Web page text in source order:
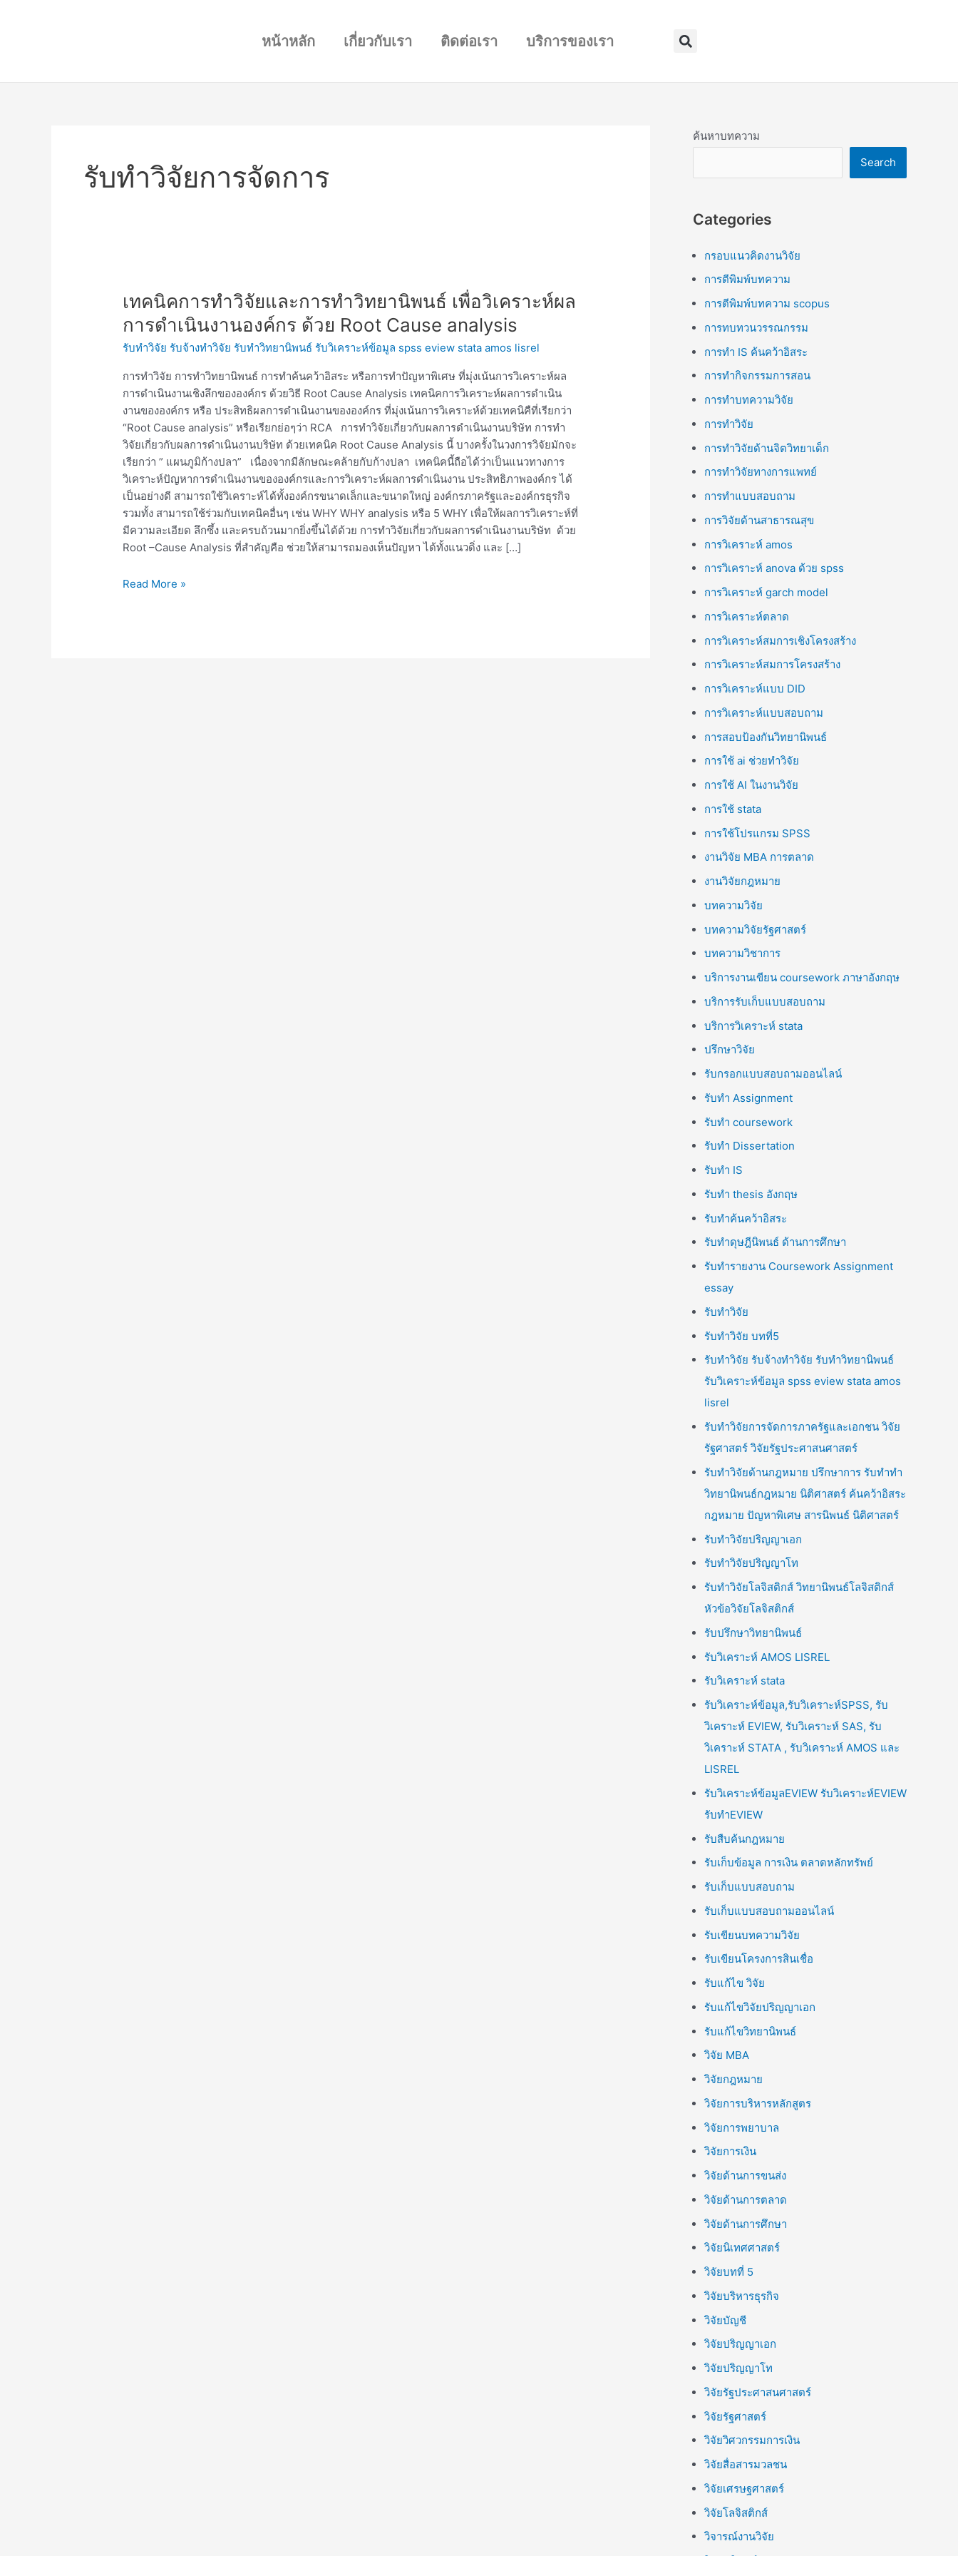
หน้าหลัก เกี่ยวกับเรา ติดต่อเรา บริการของเรา Search
รับทำวิจัยการจัดการ
เทคนิคการทำวิจัยและการทำวิทยานิพนธ์ เพื่อวิเคราะห์ผล
การดำเนินงานองค์กร ด้วย Root Cause analysis
รับทำวิจัย รับจ้างทำวิจัย รับทำวิทยานิพนธ์ รับวิเคราะห์ข้อมูล spss eview stata amos lisrel
การทำวิจัย การทำวิทยานิพนธ์ การทำค้นคว้าอิสระ หรือการทำปัญหาพิเศษ ที่มุ่งเน้นการวิเคราะห์ผล
การดำเนินงานเชิงลึกขององค์กร ด้วยวิธี Root Cause Analysis เทคนิคการวิเคราะห์ผลการดำเนิน
งานขององค์กร หรือ ประสิทธิผลการดำเนินงานขององค์กร ที่มุ่งเน้นการวิเคราะห์ด้วยเทคนิคืที่เรียกว่า
“Root Cause analysis” หรือเรียกย่อๆว่า RCA การทำวิจัยเกี่ยวกับผลการดำเนินงานบริษัท การทำ
วิจัยเกี่ยวกับผลการดำเนินงานบริษัท ด้วยเทคนิค Root Cause Analysis นี้ บางครั้งในวงการวิจัยมักจะ
เรียกว่า ” แผนภูมิก้างปลา” เนื่องจากมีลักษณะคล้ายกับก้างปลา เทคนิคนี้ถือได้ว่าเป็นแนวทางการ
วิเคราะห์ปัญหาการดำเนินงานขององค์กรและการวิเคราะห์ผลการดำเนินงาน ประสิทธิภาพองค์กร ได้
เป็นอย่างดี สามารถใช้วิเคราะห์ได้ทั้งองค์กรขนาดเล็กและขนาดใหญ่ องค์กรภาครัฐและองค์กรธุรกิจ
รวมทั้ง สามารถใช้ร่วมกับเทคนิคอื่นๆ เช่น WHY WHY analysis หรือ 5 WHY เพื่อให้ผลการวิเคราะห์ที่
มีความละเอียด ลึกซึ้ง และครบถ้วนมากยิ่งขึ้นได้ด้วย การทำวิจัยเกี่ยวกับผลการดำเนินงานบริษัท ด้วย
Root –Cause Analysis ที่สำคัญคือ ช่วยให้สามารถมองเห็นปัญหา ได้ทั้งแนวดิ่ง และ […]
เทคนิค
ทำ
วิจัย
การ
ทำ
วิทยานิพนธ์
เพื่อ
วิเคราะห์
ผล
การ
ดำเนิน
งาน
องค์กร
ด้วย
Cause
Read More »
ค้นหาบทความ
Search
Categories
กรอบแนวคิดงานวิจัย
การตีพิมพ์บทความ
การตีพิมพ์บทความ scopus
การทบทวนวรรณกรรม
การทำ IS ค้นคว้าอิสระ
การทำกิจกรรมการสอน
การทำบทความวิจัย
การทำวิจัย
การทำวิจัยด้านจิตวิทยาเด็ก
การทำวิจัยทางการแพทย์
การทำแบบสอบถาม
การวิจัยด้านสาธารณสุข
การวิเคราะห์ amos
การวิเคราะห์ anova ด้วย spss
การวิเคราะห์ garch model
การวิเคราะห์ตลาด
การวิเคราะห์สมการเชิงโครงสร้าง
การวิเคราะห์สมการโครงสร้าง
การวิเคราะห์แบบ DID
การวิเคราะห์แบบสอบถาม
การสอบป้องกันวิทยานิพนธ์
การใช้ ai ช่วยทำวิจัย
การใช้ AI ในงานวิจัย
การใช้ stata
การใช้โปรแกรม SPSS
งานวิจัย MBA การตลาด
งานวิจัยกฎหมาย
บทความวิจัย
บทความวิจัยรัฐศาสตร์
บทความวิชาการ
บริการงานเขียน coursework ภาษาอังกฤษ
บริการรับเก็บแบบสอบถาม
บริการวิเคราะห์ stata
ปรึกษาวิจัย
รับกรอกแบบสอบถามออนไลน์
รับทำ Assignment
รับทำ coursework
รับทำ Dissertation
รับทำ IS
รับทำ thesis อังกฤษ
รับทำค้นคว้าอิสระ
รับทำดุษฎีนิพนธ์ ด้านการศึกษา
รับทำรายงาน Coursework Assignment
essay
รับทำวิจัย
รับทำวิจัย บทที่5
รับทำวิจัย รับจ้างทำวิจัย รับทำวิทยานิพนธ์
รับวิเคราะห์ข้อมูล spss eview stata amos
lisrel
รับทำวิจัยการจัดการภาครัฐและเอกชน วิจัย
รัฐศาสตร์ วิจัยรัฐประศาสนศาสตร์
รับทำวิจัยด้านกฎหมาย ปรึกษาการ รับทำทำ
วิทยานิพนธ์กฎหมาย นิติศาสตร์ ค้นคว้าอิสระ
กฎหมาย ปัญหาพิเศษ สารนิพนธ์ นิติศาสตร์
รับทำวิจัยปริญญาเอก
รับทำวิจัยปริญญาโท
รับทำวิจัยโลจิสติกส์ วิทยานิพนธ์โลจิสติกส์
หัวข้อวิจัยโลจิสติกส์
รับปรึกษาวิทยานิพนธ์
รับวิเคราะห์ AMOS LISREL
รับวิเคราะห์ stata
รับวิเคราะห์ข้อมูล,รับวิเคราะห์SPSS, รับ
วิเคราะห์ EVIEW, รับวิเคราะห์ SAS, รับ
วิเคราะห์ STATA , รับวิเคราะห์ AMOS และ
LISREL
รับวิเคราะห์ข้อมูลEVIEW รับวิเคราะห์EVIEW
รับทำEVIEW
รับสืบค้นกฎหมาย
รับเก็บข้อมูล การเงิน ตลาดหลักทรัพย์
รับเก็บแบบสอบถาม
รับเก็บแบบสอบถามออนไลน์
รับเขียนบทความวิจัย
รับเขียนโครงการสินเชื่อ
รับแก้ไข วิจัย
รับแก้ไขวิจัยปริญญาเอก
รับแก้ไขวิทยานิพนธ์
วิจัย MBA
วิจัยกฎหมาย
วิจัยการบริหารหลักสูตร
วิจัยการพยาบาล
วิจัยการเงิน
วิจัยด้านการขนส่ง
วิจัยด้านการตลาด
วิจัยด้านการศึกษา
วิจัยนิเทศศาสตร์
วิจัยบทที่ 5
วิจัยบริหารธุรกิจ
วิจัยบัญชี
วิจัยปริญญาเอก
วิจัยปริญญาโท
วิจัยรัฐประศาสนศาสตร์
วิจัยรัฐศาสตร์
วิจัยวิศวกรรมการเงิน
วิจัยสื่อสารมวลชน
วิจัยเศรษฐศาสตร์
วิจัยโลจิสติกส์
วิจารณ์งานวิจัย